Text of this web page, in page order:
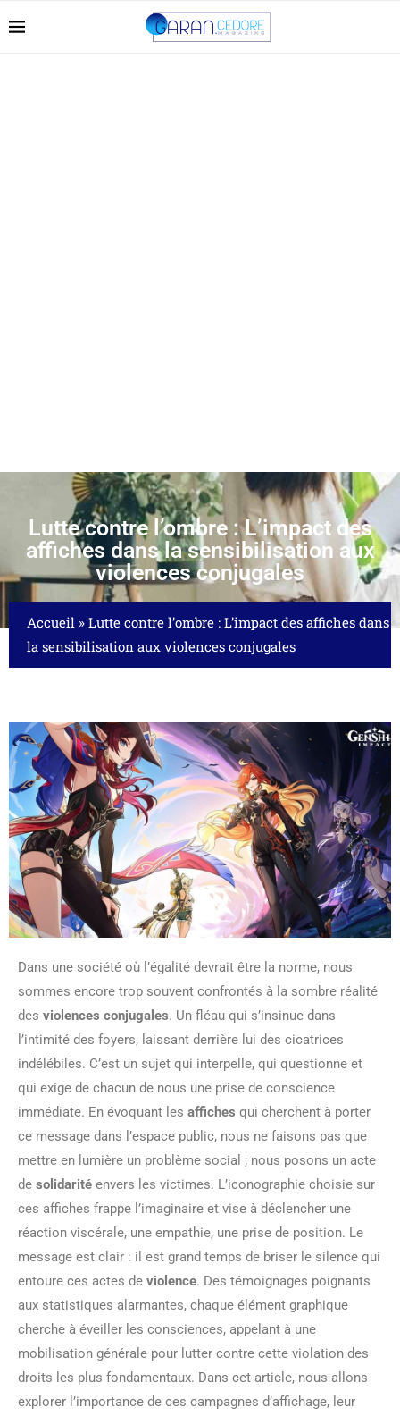
Lutte contre l’ombre : L’impact des
affiches dans la sensibilisation aux
violences conjugales
Accueil » Lutte contre l’ombre : L’impact des affiches dans
la sensibilisation aux violences conjugales
Dans une société où l’égalité devrait être la norme, nous
sommes encore trop souvent confrontés à la sombre réalité
des violences conjugales. Un fléau qui s’insinue dans
l’intimité des foyers, laissant derrière lui des cicatrices
indélébiles. C’est un sujet qui interpelle, qui questionne et
qui exige de chacun de nous une prise de conscience
immédiate. En évoquant les affiches qui cherchent à porter
ce message dans l’espace public, nous ne faisons pas que
mettre en lumière un problème social ; nous posons un acte
de solidarité envers les victimes. L’iconographie choisie sur
ces affiches frappe l’imaginaire et vise à déclencher une
réaction viscérale, une empathie, une prise de position. Le
message est clair : il est grand temps de briser le silence qui
entoure ces actes de violence. Des témoignages poignants
aux statistiques alarmantes, chaque élément graphique
cherche à éveiller les consciences, appelant à une
mobilisation générale pour lutter contre cette violation des
droits les plus fondamentaux. Dans cet article, nous allons
explorer l’importance de ces campagnes d’affichage, leur